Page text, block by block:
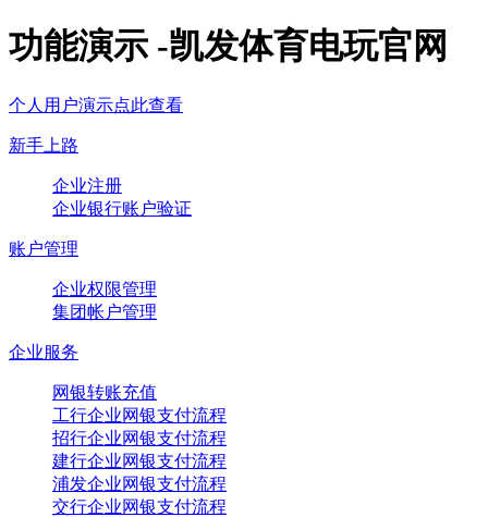
功能演示 -凯发体育电玩官网
个人用户演示点此查看
新手上路
企业注册
企业银行账户验证
账户管理
企业权限管理
集团帐户管理
企业服务
网银转账充值
工行企业网银支付流程
招行企业网银支付流程
建行企业网银支付流程
浦发企业网银支付流程
交行企业网银支付流程